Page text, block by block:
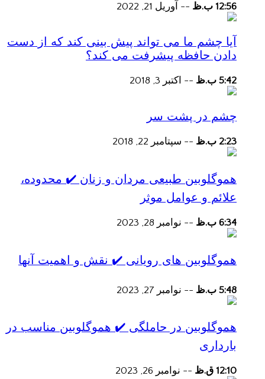
12:56 ب.ظ -- آوریل 21, 2022
آیا چشم ما می تواند پیش بینی کند که از دست
دادن حافظه پیشرفت می کند؟
5:42 ب.ظ -- اکتبر 3, 2018
چشم در پشت سر
2:23 ب.ظ -- سپتامبر 22, 2018
هموگلوبین طبیعی مردان و زنان ✔️ محدوده،
علائم و عوامل موثر
6:34 ب.ظ -- نوامبر 28, 2023
هموگلوبین های رویانی ✔️ نقش و اهمیت آنها
5:48 ب.ظ -- نوامبر 27, 2023
هموگلوبین در حاملگی ✔️ هموگلوبین مناسب در
بارداری
12:10 ق.ظ -- نوامبر 26, 2023